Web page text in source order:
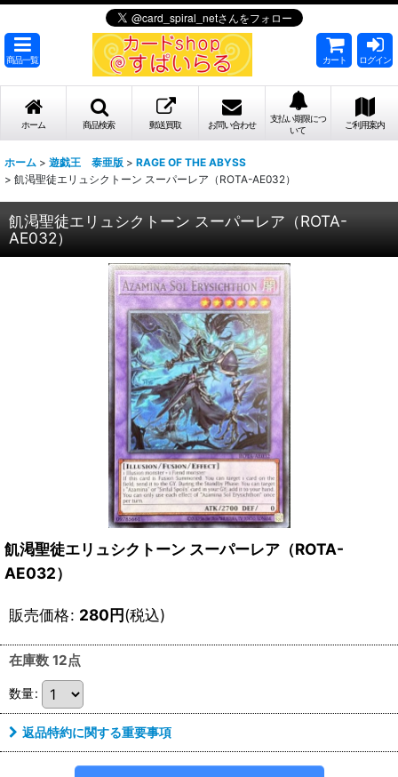
商品一覧 カート ログイン
ホーム 商品検索 郵送買取 お問い合わせ
支払い期限につ
いて
ご利用案内
ホーム > 遊戯王 泰亜版 > RAGE OF THE ABYSS
> 飢渇聖徒エリュシクトーン スーパーレア（ROTA-AE032）
飢渇聖徒エリュシクトーン スーパーレア（ROTA-
AE032）
飢渇聖徒エリュシクトーン スーパーレア（ROTA-
AE032）
販売価格: 280円(税込)
在庫数 12点
数量:
返品特約に関する重要事項